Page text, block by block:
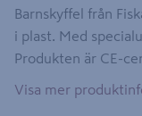
Barnskyffel från
i plast. Med
Produkten är CE-
Visa mer